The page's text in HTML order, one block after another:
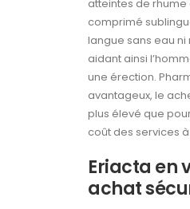
atteintes de rhume
comprimé
langue sans eau
aidant ainsi
une érection.
avantageux, le
plus élevé que
coût des services
Eriacta en
achat